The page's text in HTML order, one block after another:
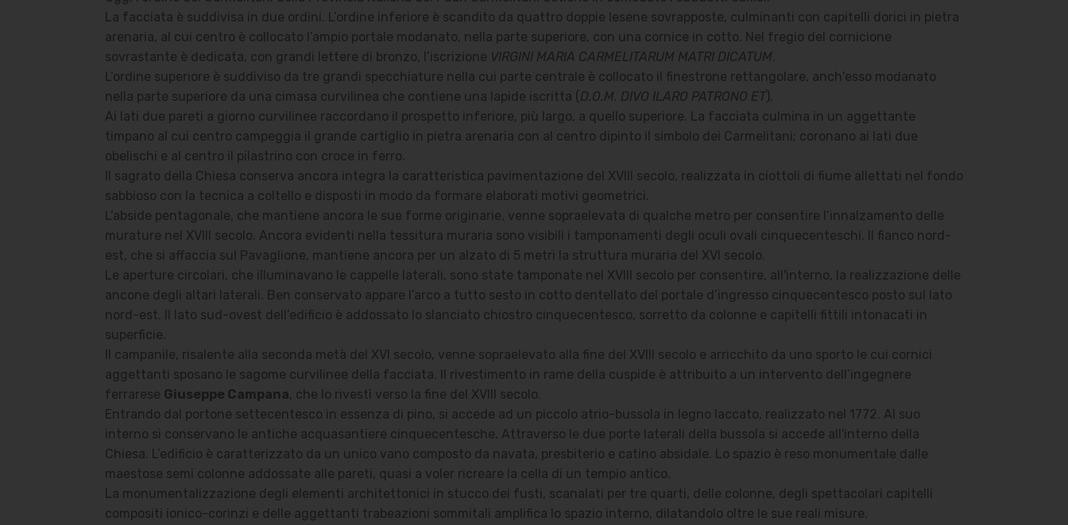
La facciata è suddivisa in due ordini. L’ordine inferiore è scandito da quattro doppie lesene sovrapposte, culminanti con capitelli dorici in pietra
arenaria, al cui centro è collocato l’ampio portale modanato, nella parte superiore, con una cornice in cotto. Nel fregio del cornicione
sovrastante è dedicata, con grandi lettere di bronzo, l’iscrizione VIRGINI MARIA CARMELITARUM MATRI DICATUM.
L’ordine superiore è suddiviso da tre grandi specchiature nella cui parte centrale è collocato il finestrone rettangolare, anch'esso modanato
nella parte superiore da una cimasa curvilinea che contiene una lapide iscritta ( D.O.M. DIVO ILARO PATRONO ET).
Ai lati due pareti a giorno curvilinee raccordano il prospetto inferiore, più largo, a quello superiore. La facciata culmina in un aggettante
timpano al cui centro campeggia il grande cartiglio in pietra arenaria con al centro dipinto il simbolo dei Carmelitani; coronano ai lati due
obelischi e al centro il pilastrino con croce in ferro.
Il sagrato della Chiesa conserva ancora integra la caratteristica pavimentazione del XVIII secolo, realizzata in ciottoli di fiume allettati nel fondo
sabbioso con la tecnica a coltello e disposti in modo da formare elaborati motivi geometrici.
L’abside pentagonale, che mantiene ancora le sue forme originarie, venne sopraelevata di qualche metro per consentire l’innalzamento delle
murature nel XVIII secolo. Ancora evidenti nella tessitura muraria sono visibili i tamponamenti degli oculi ovali cinquecenteschi. Il fianco nord-
est, che si affaccia sul Pavaglione, mantiene ancora per un alzato di 5 metri la struttura muraria del XVI secolo.
Le aperture circolari, che illuminavano le cappelle laterali, sono state tamponate nel XVIII secolo per consentire, all'interno, la realizzazione delle
ancone degli altari laterali. Ben conservato appare l’arco a tutto sesto in cotto dentellato del portale d’ingresso cinquecentesco posto sul lato
nord-est. Il lato sud-ovest dell’edificio è addossato lo slanciato chiostro cinquecentesco, sorretto da colonne e capitelli fittili intonacati in
superficie.
Il campanile, risalente alla seconda metà del XVI secolo, venne sopraelevato alla fine del XVIII secolo e arricchito da uno sporto le cui cornici
aggettanti sposano le sagome curvilinee della facciata. Il rivestimento in rame della cuspide è attribuito a un intervento dell’ingegnere
ferrarese Giuseppe Campana, che lo rivestì verso la fine del XVIII secolo.
Entrando dal portone settecentesco in essenza di pino, si accede ad un piccolo atrio-bussola in legno laccato, realizzato nel 1772. Al suo
interno si conservano le antiche acquasantiere cinquecentesche. Attraverso le due porte laterali della bussola si accede all'interno della
Chiesa. L’edificio è caratterizzato da un unico vano composto da navata, presbiterio e catino absidale. Lo spazio è reso monumentale dalle
maestose semi colonne addossate alle pareti, quasi a voler ricreare la cella di un tempio antico.
La monumentalizzazione degli elementi architettonici in stucco dei fusti, scanalati per tre quarti, delle colonne, degli spettacolari capitelli
compositi ionico-corinzi e delle aggettanti trabeazioni sommitali amplifica lo spazio interno, dilatandolo oltre le sue reali misure.